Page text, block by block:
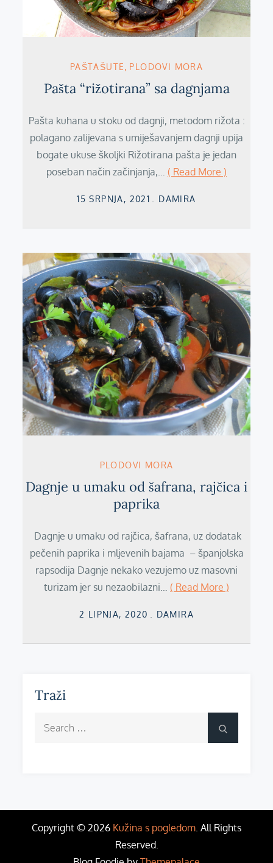
PAŠTAŠUTE PLODOVI MORA
Pašta “rižotirana” sa dagnjama
Pašta kuhana u stoku od dagnji, metodom rižota :
polagano zalijevana s umiješavanjem dagnji upija
bogate ukuse školjki Rižotirana pašta je jedan
poseban način začinjanja,… ( Read More )
Posted
15 SRPNJA, 2021 DAMIRA
PLODOVI MORA
Dagnje u umaku od šafrana, rajčica i
paprika
Dagnje u umaku od rajčica, šafrana, uz dodatak
pečenih paprika i mljevenih bajama – španjolska
rapsodija Dagnje nekako vezujemo uz masovni
turizam jer su nezaobilazni… ( Read More )
Posted
2 LIPNJA, 2020 DAMIRA
Traži
Copyright © 2026 Kužina s pogledom . All Rights
Reserved.